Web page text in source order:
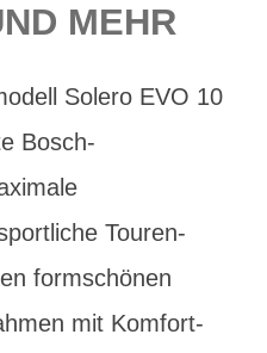
MEHR
Solero EVO 10
Bosch-
Touren-
formschönen
mit Komfort-